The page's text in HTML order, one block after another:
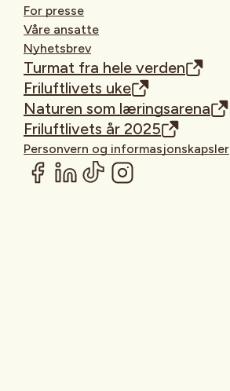
For presse
Våre ansatte
Nyhetsbrev
Turmat fra hele verden
Friluftlivets uke
Naturen som læringsarena
Friluftlivets år 2025
Personvern og informasjonskapsler